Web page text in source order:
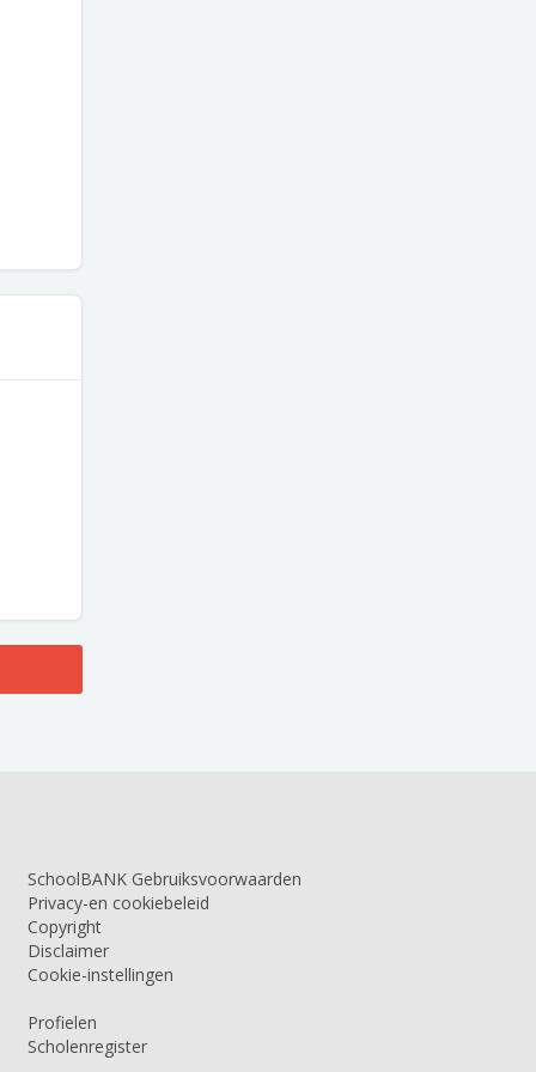
SchoolBANK Gebruiksvoorwaarden
Privacy-en cookiebeleid
Copyright
Disclaimer
Cookie-instellingen
Profielen
Scholenregister